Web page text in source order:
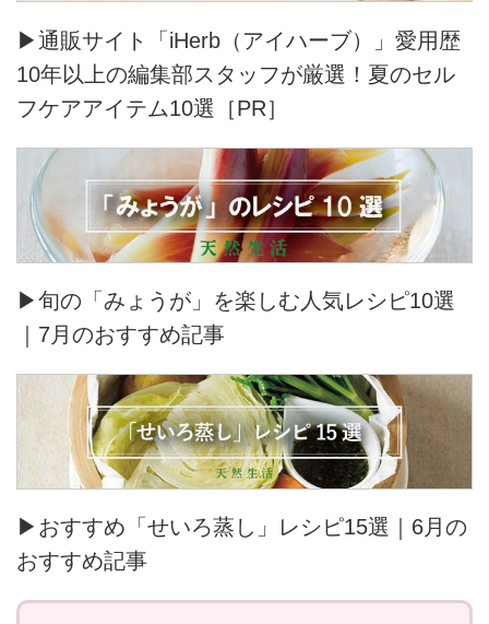
▶通販サイト「iHerb（アイハーブ）」愛用歴
10年以上の編集部スタッフが厳選！夏のセル
フケアアイテム10選［PR］
▶旬の「みょうが」を楽しむ人気レシピ10選
｜7月のおすすめ記事
▶おすすめ「せいろ蒸し」レシピ15選｜6月の
おすすめ記事